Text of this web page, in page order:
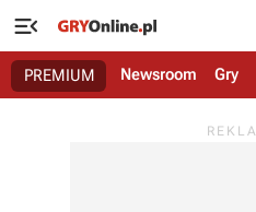

PREMIUM Newsroom Gry